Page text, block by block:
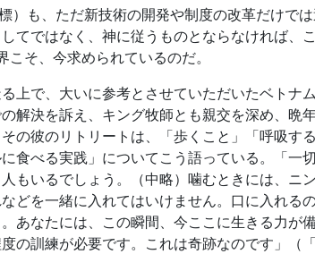
）も、ただ新技術の開発や制度の改革だけで
てではなく、神に従うものとならなければ、
そ、今求められているのだ。
上で、大いに参考とさせていただいたベトナ
解決を訴え、キング牧師とも親交を深め、晩
の彼のリトリートは、「歩くこと」「呼吸す
食べる実践」についてこう語っている。「一
もいるでしょう。（中略）噛むときには、ニ
どを一緒に入れてはいけません。口に入れる
あなたには、この瞬間、今ここに生きる力が
の訓練が必要です。これは奇跡なのです」（